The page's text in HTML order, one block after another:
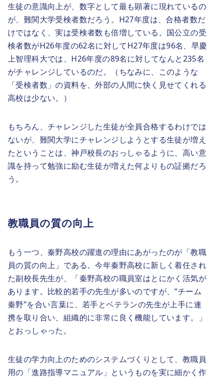
生徒の意識向上が、数字として最も顕著に現れているの
が、難関大学受検者数だろう。H27年度は、合格者数だ
けではなく、実は受検者数も倍増している。国公立の受
検者数がH26年度の62名に対してH27年度は96名、早慶
上智理科大では、H26年度の89名に対してなんと235名
がチャレンジしているのだ。（ちなみに、このような
「受検者数」の資料を、外部の人間に快く見せてくれる
高校は少ない。）
もちろん、チャレンジした生徒が全員合格するわけでは
ないが、難関大学にチャレンジしようとする生徒が増え
たということは、神戸校長のおっしゃるように、高い意
識を持って勉強に励む生徒が増えた何よりもの証拠だろ
う。
教職員の質の向上
もう一つ、秦野高校の躍進の理由にあがったのが「教職
員の質の向上」である。今年秦野高校に新しく着任され
た副校長先生が、「秦野高校の職員室はとにかく活気が
あります。比較的若手の先生が多いのですが、“チーム
秦野”を合い言葉に、若手とベテランの先生が上手に連
携を取り合い、組織的に非常に良く機能しています。」
とおっしゃった。
生徒の学力向上のためのシステムづくりとして、教職員
用の「進路指導マニュアル」というものを実に細かく作